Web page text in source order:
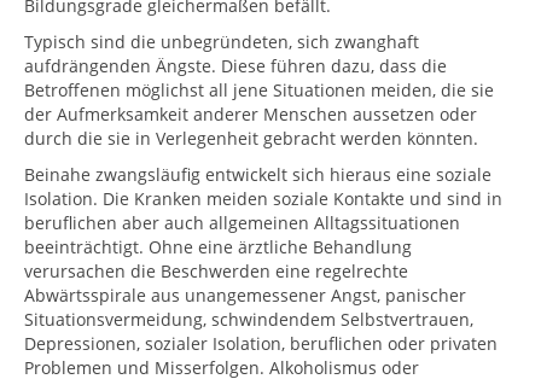
Bildungsgrade gleichermaßen befällt.
Typisch sind die unbegründeten, sich zwanghaft
aufdrängenden Ängste. Diese führen dazu, dass die
Betroffenen möglichst all jene Situationen meiden, die sie
der Aufmerksamkeit anderer Menschen aussetzen oder
durch die sie in Verlegenheit gebracht werden könnten.
Beinahe zwangsläufig entwickelt sich hieraus eine soziale
Isolation. Die Kranken meiden soziale Kontakte und sind in
beruflichen aber auch allgemeinen Alltagssituationen
beeinträchtigt. Ohne eine ärztliche Behandlung
verursachen die Beschwerden eine regelrechte
Abwärtsspirale aus unangemessener Angst, panischer
Situationsvermeidung, schwindendem Selbstvertrauen,
Depressionen, sozialer Isolation, beruflichen oder privaten
Problemen und Misserfolgen. Alkoholismus oder